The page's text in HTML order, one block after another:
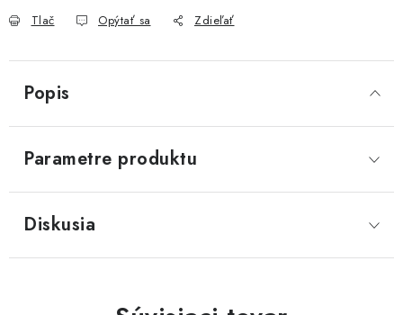
Tlač Opýtať sa Zdieľať
Popis
Parametre produktu
Diskusia